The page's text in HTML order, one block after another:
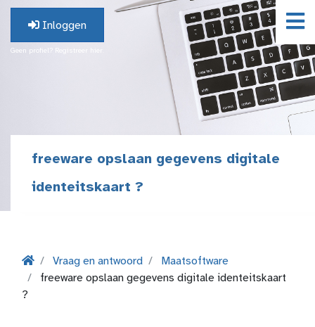
Inloggen
Geen profiel? Registreer hier.
freeware opslaan gegevens digitale
identeitskaart ?
Vraag en antwoord
Maatsoftware
freeware opslaan gegevens digitale identeitskaart
?